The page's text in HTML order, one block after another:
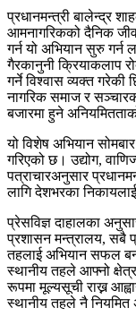
प्रधानमन्त्री बालेन्द्र
आमनागरिकको दैनिक
गर्न यो अभियान सुरु गर्न
गैरकानुनी क्रियाकलाप
गर्ने विश्वास व्यक्त गरेकी
नागरिक समाज र
बजारमा हुने
यो विशेष अभियान
गरिएको छ। उद्योग,
पत्राचारअनुसार
लागि देशभरका
प्रेसविज्ञ दाहालका
प्रशासन मन्त्रालय, सबै
तहलाई अभियान सफल
स्थानीय तहले आफ्नो
रूपमा मूल्यसूची राख्न
स्थानीय तहले नै नियमित